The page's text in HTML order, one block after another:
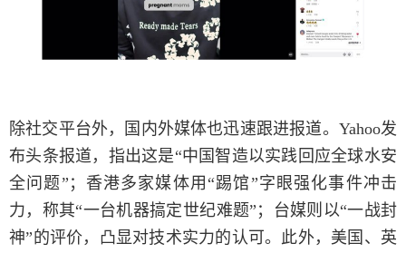
除社交平台外，国内外媒体也迅速跟进报道。Yahoo发
布头条报道，指出这是“中国智造以实践回应全球水安
全问题”；香港多家媒体用“踢馆”字眼强化事件冲击
力，称其“一台机器搞定世纪难题”；台媒则以“一战封
神”的评价，凸显对技术实力的认可。此外，美国、英